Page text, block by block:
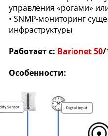
управления «рогами»
• SNMP-мониторинг
инфраструктуры
Работает с: Barionet 50/
Особенности: